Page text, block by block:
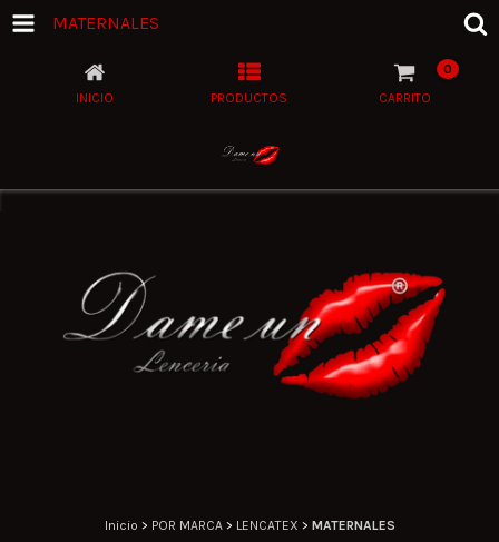
MATERNALES
INICIO PRODUCTOS CARRITO
0
Inicio > POR MARCA > LENCATEX > MATERNALES